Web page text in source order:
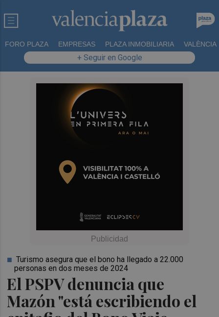
FORO PLAZA EMPRESAS PLAZA INMOBILIARIA VALÈNCIA
+ Seguir en Google
El PSPV denuncia que
Mazón "está escribiendo el
Turismo asegura que el bono ha llegado a 22.000
personas en dos meses de 2024